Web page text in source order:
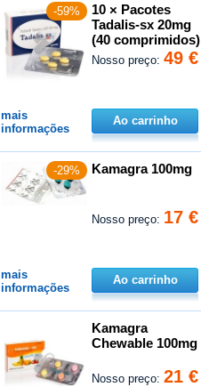
-59%
10 × Pacotes
Tadalis-sx 20mg
(40 comprimidos)
Nosso preço:49 €
mais
informações
Ao carrinho
-29% Kamagra 100mg
Nosso preço: 17 €
mais
informações
Ao carrinho
Kamagra
Chewable 100mg
Nosso preço:21 €